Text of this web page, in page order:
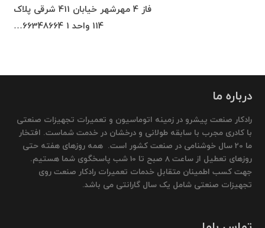
فاز 4 مهرشهر خیابان 411 شرقی پلاک
114 واحد 1 66348664…
درباره ما
رادکار صنعت پیشرو در زمینه اتوماسیون و تعمیرات تجهیزات صنعتی
با کادری مجرب با سابقه طولانی و درخشان در خدمت شماست. افتخار
ما 20 سال خوشنامی در صنعت کشور است. همه روزهای هفته حتی
روزهای تعطیل از ساعت 8 صبح تا 10 شب پاسخگوی شما هستیم.
جهت کسب اطمینان متقابل خدمات تعمیرات رادکار صنعت روی
تجهیزات صنعتی شامل یک سال گارانتی می باشد.